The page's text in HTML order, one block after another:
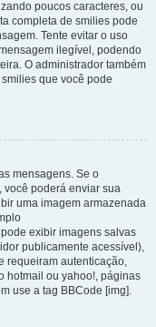
poucos caracteres, ou
completa de smilies pode
Tente evitar o uso
ilegível, podendo
O administrador também
que você pode
mensagens. Se o
você poderá enviar sua
uma imagem armazenada
exibir imagens salvas
publicamente acessível),
requeiram autenticação,
hotmail ou yahoo!, páginas
use a tag BBCode [img].